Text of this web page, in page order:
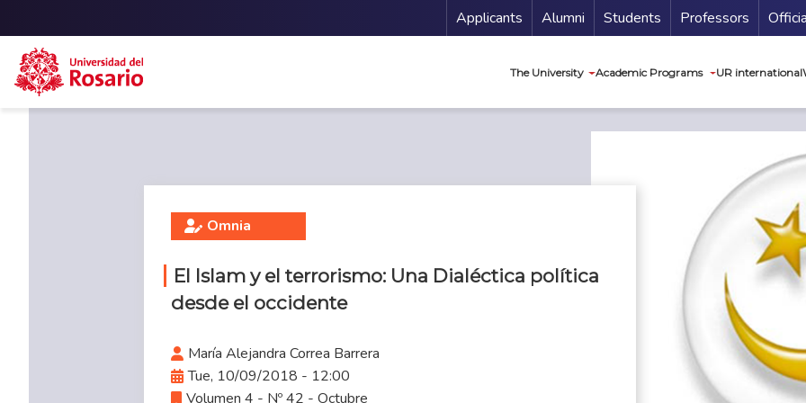
Menu Secundario
Applicants Alumni Students Professors
The University Academic Programs UR international
Omnia
El Islam y el terrorismo: Una Dialéctica política
desde el occidente
María Alejandra Correa Barrera
Tue, 10/09/2018 - 12:00
Volumen 4 - Nº 42 - Octubre